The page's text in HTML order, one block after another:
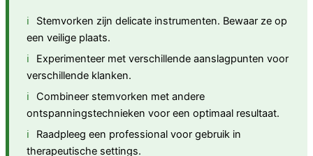
Stemvorken zijn delicate instrumenten. Bewaar ze op
een veilige plaats.
Experimenteer met verschillende aanslagpunten voor
verschillende klanken.
Combineer stemvorken met andere
ontspanningstechnieken voor een optimaal resultaat.
Raadpleeg een professional voor gebruik in
therapeutische settings.